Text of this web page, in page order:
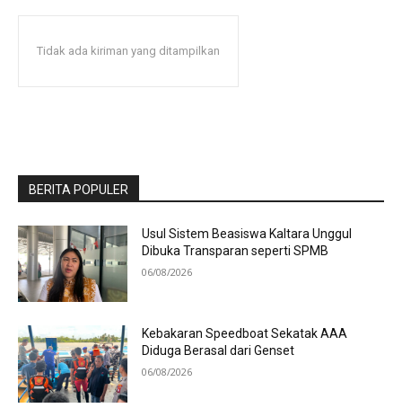
Tidak ada kiriman yang ditampilkan
BERITA POPULER
Usul Sistem Beasiswa Kaltara Unggul
Dibuka Transparan seperti SPMB
06/08/2026
Kebakaran Speedboat Sekatak AAA
Diduga Berasal dari Genset
06/08/2026